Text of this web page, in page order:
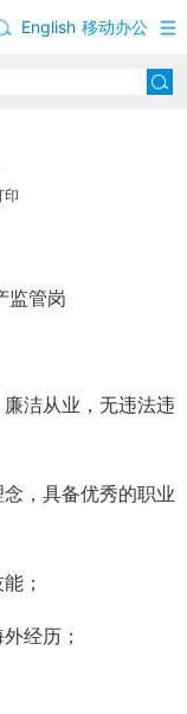
移动办公
English
公告（安全生产
印
管岗
洁从业，无违法违
，具备优秀的职业
；
经历；